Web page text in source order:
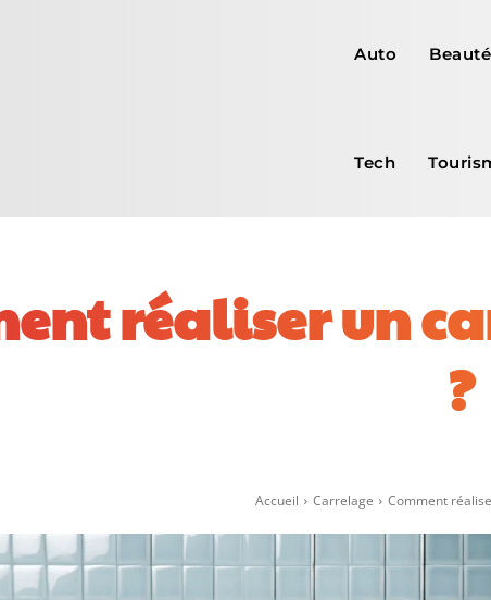
Auto Beauté
Tech
réaliser un
?
Accueil Carrelage Comment